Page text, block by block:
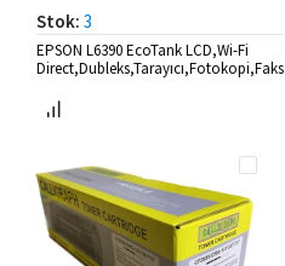
Stok: 3
EPSON L6390 EcoTank LCD,Wi-Fi
Direct,Dubleks,Tarayıcı,Fotokopi,Faks